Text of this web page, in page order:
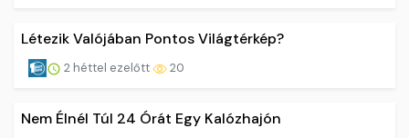
Létezik Valójában Pontos Világtérkép?
2 héttel ezelőtt 20
Nem Élnél Túl 24 Órát Egy Kalózhajón